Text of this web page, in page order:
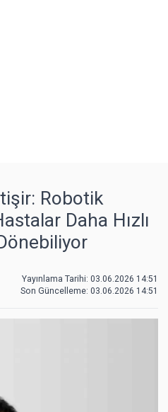
Robotik
Daha Hızlı
Yayınlama Tarihi: 03.06.2026 14:51
Son Güncelleme: 03.06.2026 14:51